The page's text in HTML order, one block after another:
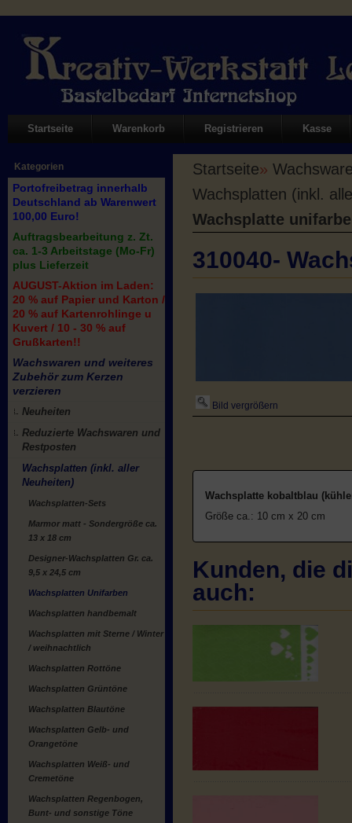
Startseite Warenkorb Registrieren Kasse
Kategorien
Portofreibetrag innerhalb
Deutschland ab Warenwert
100,00 Euro!
Auftragsbearbeitung z. Zt.
ca. 1-3 Arbeitstage (Mo-Fr)
plus Lieferzeit
AUGUST-Aktion im Laden:
20 % auf Papier und Karton /
20 % auf Kartenrohlinge u
Kuvert / 10 - 30 % auf
Grußkarten!!
Wachswaren und weiteres
Zubehör zum Kerzen
verzieren
Neuheiten
Reduzierte Wachswaren und
Restposten
Wachsplatten (inkl. aller
Neuheiten)
Wachsplatten-Sets
Marmor matt - Sondergröße ca.
13 x 18 cm
Designer-Wachsplatten Gr. ca.
9,5 x 24,5 cm
Wachsplatten Unifarben
Wachsplatten handbemalt
Wachsplatten mit Sterne / Winter
/ weihnachtlich
Wachsplatten Rottöne
Wachsplatten Grüntöne
Wachsplatten Blautöne
Wachsplatten Gelb- und
Orangetöne
Wachsplatten Weiß- und
Cremetöne
Wachsplatten Regenbogen,
Bunt- und sonstige Töne
Startseite»
Wachsplatten (inkl.
Wachsplatte
310040-
Bild vergrößern
Wachsplatte kobaltblau
Größe ca.: 10 cm x 20 cm
Kunden, die
auch: